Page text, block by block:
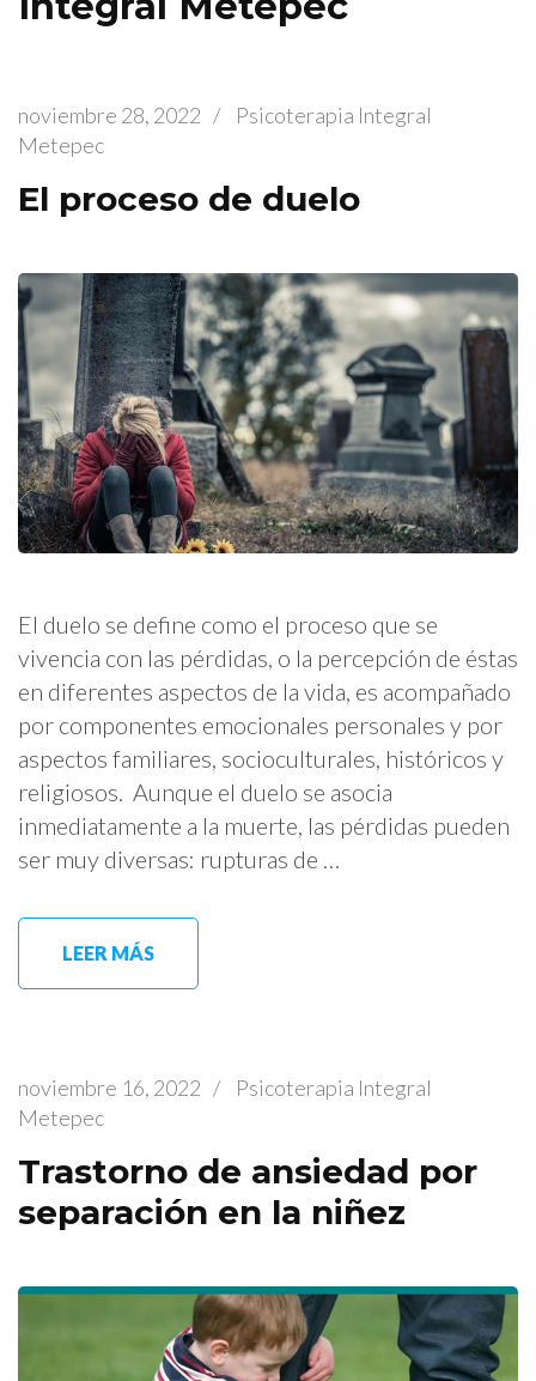
noviembre 28, 2022 /
Psicoterapia Integral
Metepec
El proceso de duelo
El duelo se define como el proceso que se
vivencia con las pérdidas, o la percepción de éstas
en diferentes aspectos de la vida, es acompañado
por componentes emocionales personales y por
aspectos familiares, socioculturales, históricos y
religiosos. Aunque el duelo se asocia
inmediatamente a la muerte, las pérdidas pueden
ser muy diversas: rupturas de …
LEER MÁS
noviembre 16, 2022 /
Psicoterapia Integral
Metepec
Trastorno de ansiedad por
separación en la niñez